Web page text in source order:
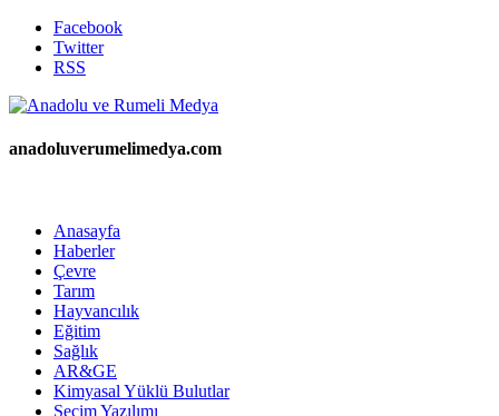
Facebook
Twitter
RSS
anadoluverumelimedya.com
Anasayfa
Haberler
Çevre
Tarım
Hayvancılık
Eğitim
Sağlık
AR&GE
Kimyasal Yüklü Bulutlar
Seçim Yazılımı